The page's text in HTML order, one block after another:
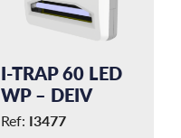
I-TRAP 60 LED
WP – DEIV
Ref: I3477